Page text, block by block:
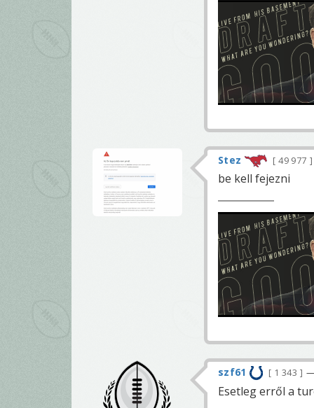
Stez 49 977
be kell fejezni
szf61 1 343 —
Esetleg erről a